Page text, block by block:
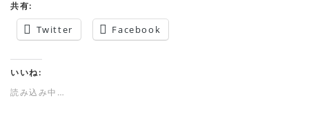
共有:
Twitter Facebook
いいね:
読み込み中…